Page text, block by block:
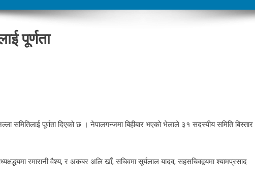
पूर्णता
समितिलाई पूर्णता दिएको छ । नेपालगन्जमा बिहीबार भएको भेलाले ३१ सदस्यीय समिति बिस्तार
रमारानी वैश्य, र अकबर अलि खाँ, सचिवमा सूर्यलाल यादव, सहसचिवद्वयमा श्यामप्रसाद